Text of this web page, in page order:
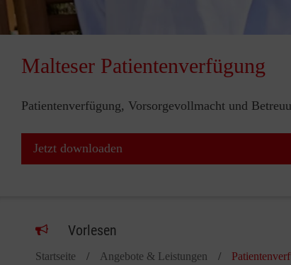
Malteser Patientenverfügung
Patientenverfügung, Vorsorgevollmacht und
Jetzt downloaden
Vorlesen
Startseite Angebote & Leistungen